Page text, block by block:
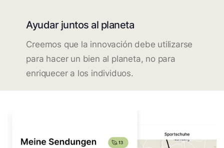
Ayudar juntos al planeta
Creemos que la innovación debe utilizarse
para hacer un bien al planeta, no para
enriquecer a los individuos.